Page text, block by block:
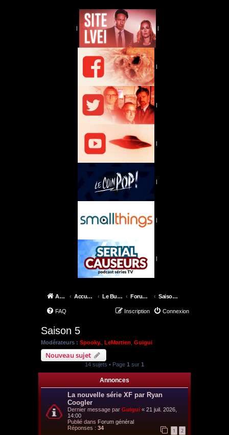
| |
|
|
|
|
|
|
Accueil Accueil du forum Le Bureau des X-Files Forum épisodes Saison 5
FAQ Connexion
Inscription
Saison 5
Modérateurs : Spooky. LeMartien Guigui
Nouveau sujet
14 sujets • Page 1 sur 1
Annonces
La nouvelle série XF par Ryan
Coogler
Dernier message par Guigui « 21 juil. 2026,
14:00
Publié dans Forum général
Réponses : 34 1 2